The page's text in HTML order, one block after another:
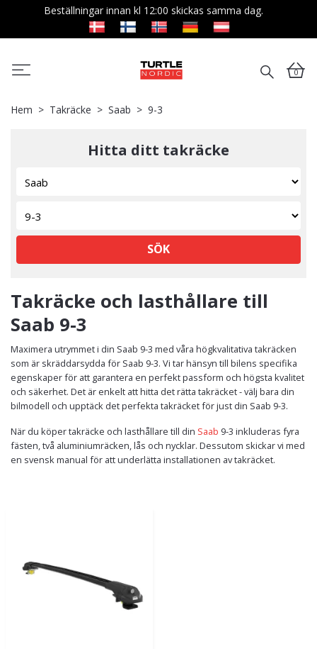
Beställningar innan kl 12:00 skickas samma dag.
0
Hem Takräcke Saab 9-3
Hitta ditt takräcke
SÖK
Takräcke och lasthållare till
Saab 9-3
Maximera utrymmet i din Saab 9-3 med våra högkvalitativa takräcken
som är skräddarsydda för Saab 9-3. Vi tar hänsyn till bilens specifika
egenskaper för att garantera en perfekt passform och högsta kvalitet
och säkerhet. Det är enkelt att hitta det rätta takräcket - välj bara din
bilmodell och upptäck det perfekta takräcket för just din Saab 9-3.
När du köper takräcke och lasthållare till din Saab 9-3 inkluderas fyra
fästen, två aluminiumräcken, lås och nycklar. Dessutom skickar vi med
en svensk manual för att underlätta installationen av takräcket.